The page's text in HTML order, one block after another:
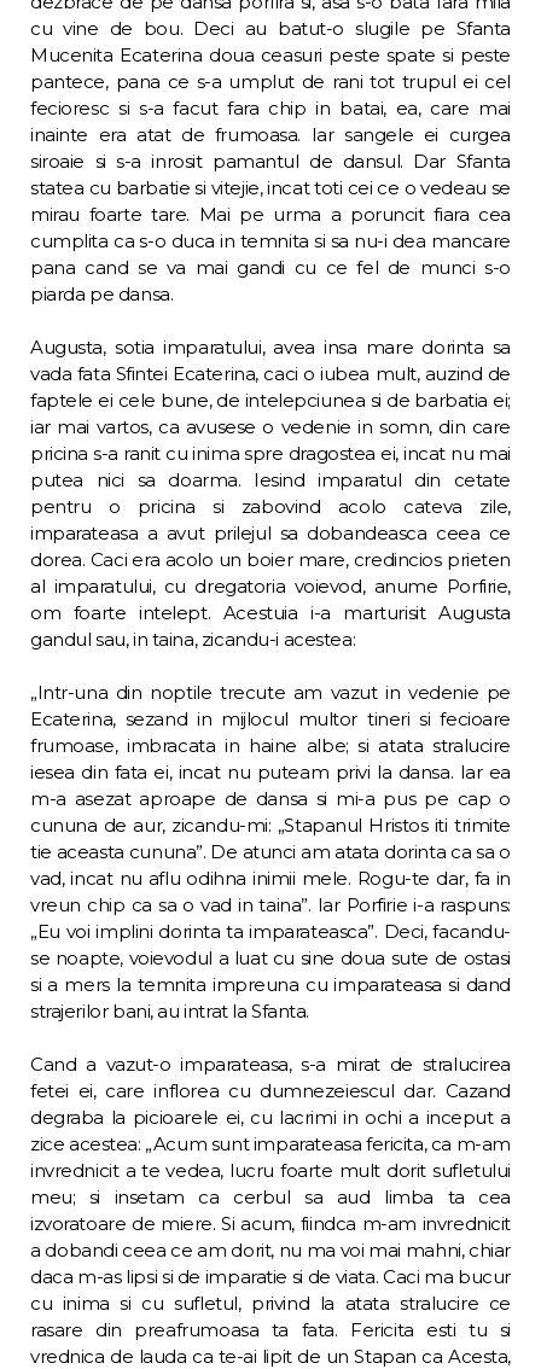
cu vine de bou. Deci au batut-o slugile pe Sfanta
Mucenita Ecaterina doua ceasuri peste spate si peste
pan­tece, pana ce s-a umplut de rani tot trupul ei cel
fecioresc si s-a facut fara chip in batai, ea, care mai
inainte era atat de frumoasa. Iar sangele ei curgea
siroaie si s-a inrosit paman­tul de dansul. Dar Sfanta
statea cu barbatie si vitejie, incat toti cei ce o vedeau se
mirau foarte tare. Mai pe urma a poruncit fiara cea
cumplita ca s-o duca in temnita si sa nu-i dea mancare
pana cand se va mai gandi cu ce fel de munci s-o
piarda pe dansa.
Augusta, sotia imparatului, avea insa ma­re dorinta sa
vada fata Sfintei Ecaterina, caci o iubea mult, auzind de
faptele ei cele bune, de intelepciunea si de barbatia ei;
iar mai vartos, ca avusese o vedenie in somn, din care
pricina s-a ranit cu inima spre dragos­tea ei, incat nu mai
putea nici sa doarma. Iesind imparatul din cetate
pentru o pricina si zabovind acolo cateva zile,
imparateasa a avut prilejul sa dobandeasca ceea ce
dorea. Caci era acolo un boier mare, credincios pri­eten
al imparatului, cu dregatoria voievod, anume Porfirie,
om foarte intelept. Acestuia i-a marturisit Augusta
gandul sau, in taina, zicandu-i acestea:
„Intr-una din noptile trecute am vazut in vedenie pe
Ecaterina, sezand in mijlocul mul­tor tineri si fecioare
frumoase, imbracata in haine albe; si atata stralucire
iesea din fata ei, incat nu puteam privi la dansa. Iar ea
m-a asezat aproape de dansa si mi-a pus pe cap o
cununa de aur, zicandu-mi: „Stapanul Hristos iti trimite
tie aceasta cununa”. De atunci am atata dorinta ca sa o
vad, incat nu aflu odihna inimii mele. Rogu-te dar, fa in
vreun chip ca sa o vad in taina”. Iar Porfirie i-a ras­puns:
„Eu voi implini dorinta ta imparateas­ca”. Deci, facandu-
se noapte, voievodul a luat cu sine doua sute de ostasi
si a mers la tem­nita impreuna cu imparateasa si dand
strajerilor bani, au intrat la Sfanta.
Cand a vazut-o imparateasa, s-a mirat de stralucirea
fetei ei, care inflorea cu dumne­zeiescul dar. Cazand
degraba la picioarele ei, cu lacrimi in ochi a inceput a
zice acestea: „Acum sunt imparateasa fericita, ca m-am
invrednicit a te vedea, lucru foarte mult do­rit sufletului
meu; si insetam ca cerbul sa aud limba ta cea
izvoratoare de miere. Si acum, fiindca m-am invrednicit
a dobandi ce­ea ce am dorit, nu ma voi mai mahni, chiar
daca m-as lipsi si de imparatie si de viata. Caci ma bucur
cu inima si cu sufletul, pri­vind la atata stralucire ce
rasare din prea­frumoasa ta fata. Fericita esti tu si
vrednica de lauda ca te-ai lipit de un Stapan ca Acesta,